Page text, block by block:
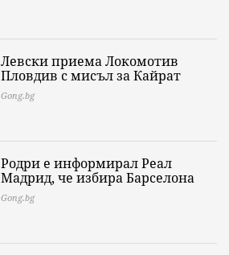
Левски приема Локомотив
Пловдив с мисъл за Кайрат
Gong.bg
Родри е информирал Реал
Мадрид, че избира Барселона
Gong.bg